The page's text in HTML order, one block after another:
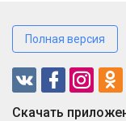
Полная версия
Cкачать